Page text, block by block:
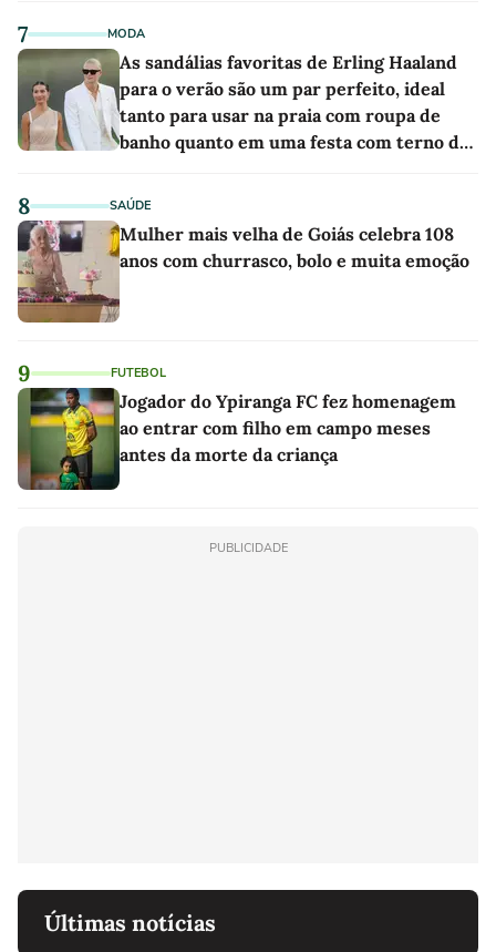
7 MODA
As sandálias favoritas de Erling Haaland
para o verão são um par perfeito, ideal
tanto para usar na praia com roupa de
banho quanto em uma festa com terno de
8 SAÚDE
Mulher mais velha de Goiás celebra 108
anos com churrasco, bolo e muita emoção
9 FUTEBOL
Jogador do Ypiranga FC fez homenagem
ao entrar com filho em campo meses
antes da morte da criança
PUBLICIDADE
Últimas notícias